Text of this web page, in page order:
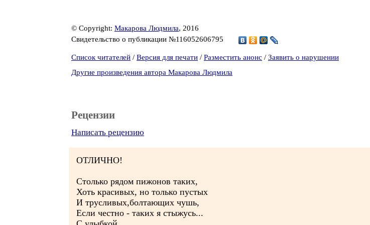
© Copyright: Макарова Людмила, 2016
Свидетельство о публикации №116052606795
Список читателей / Версия для печати / Разместить анонс / Заявить о нарушении
Другие произведения автора Макарова Людмила
Рецензии
Написать рецензию
ОТЛИЧНО!
Столько рядом пижонов таких,
Хоть красивых, но только пустых
И трусливых,болтающих чушь,
Если честно - таких я стыжусь...